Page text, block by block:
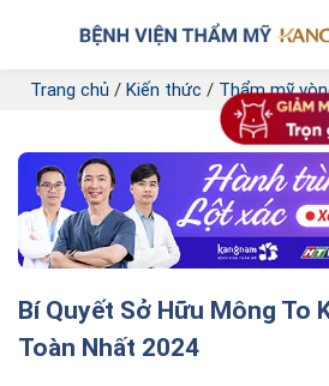
Trang chủ / Kiến thức / Thẩm mỹ
Bí Quyết Sở Hữu Mông To
Toàn Nhất 2024